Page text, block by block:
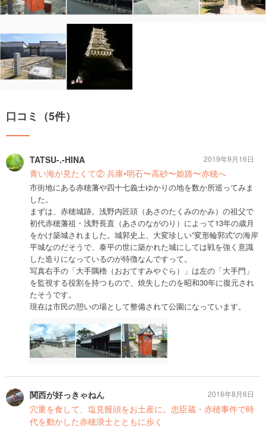
口コミ（5件）
TATSU-.-HINA
青い海が見たくて② 兵庫•明石〜高砂〜姫路〜赤穂へ
市街地にある赤穂藩や四十七義士ゆかりの地を数か所巡ってみま
した。
まずは、赤穂城跡。浅野内匠頭（あさのたくみのかみ）の祖父で
初代赤穂藩祖・浅野長直（あさのながのり）によって13年の歳月
をかけ築城されました。城郭史上、大変珍しい”変形輪郭式”の海岸
平城なのだそうで、泰平の世に築かれた城にしては戦を強く意識
した造りになっているのが特徴なんですって。
写真右手の「大手隅櫓（おおてすみやぐら）」は左の「大手門」
を監視する役割を持つもので、焼失したのを昭和30年に復元され
たそうです。
現在は市民の憩いの場として整備されて公園になっています。
2019年9月16日
関西が好っきゃねん
穴重を食して、塩見饅頭をお土産に。忠臣蔵・赤穂事件で時
代を動かした赤穂浪士とともに歩く
2016年8月6日